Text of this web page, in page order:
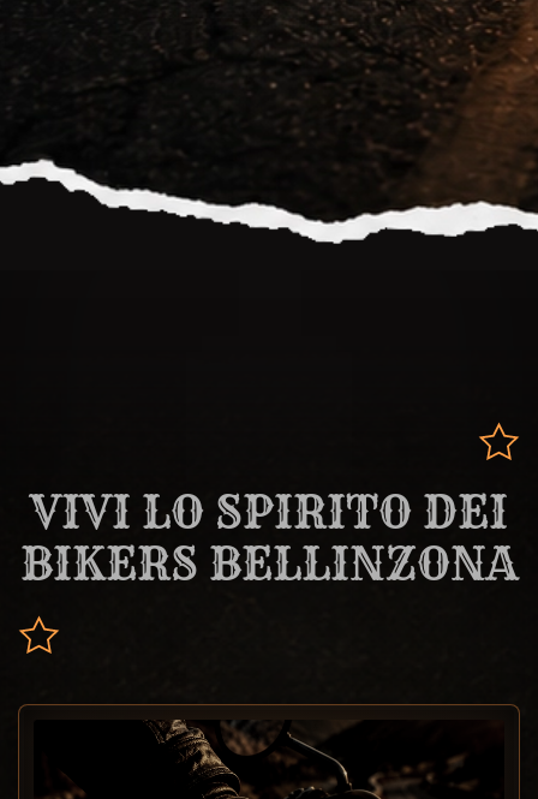
VIVI LO SPIRITO DEI
BIKERS BELLINZONA